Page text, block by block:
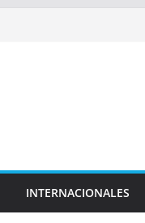
INTERNACIONALES